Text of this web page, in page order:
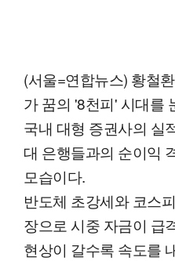
(서울=연합뉴스) 황철
가 꿈의 '8천피' 시대를
국내 대형 증권사의 실
대 은행들과의 순이익
모습이다.
반도체 초강세와 코스
장으로 시중 자금이 급
현상이 갈수록 속도를